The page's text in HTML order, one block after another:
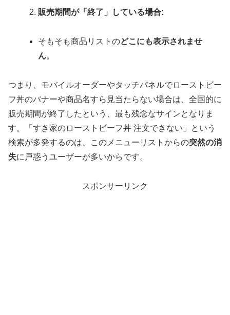
販売期間が「終了」している場合:
そもそも商品リストのどこにも表示されませ
ん。
つまり、モバイルオーダーやタッチパネルでローストビー
フ丼のバナーや商品名すら見当たらない場合は、全国的に
販売期間が終了したという、最も残念なサインとなりま
す。「すき家のローストビーフ丼 注文できない」という
検索が多発するのは、このメニューリストからの突然の消
失に戸惑うユーザーが多いからです。
スポンサーリンク